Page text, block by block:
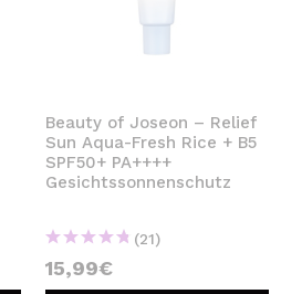
Beauty of Joseon – Relief
Sun Aqua-Fresh Rice + B5
SPF50+ PA++++
Gesichtssonnenschutz
(21)
15,99€